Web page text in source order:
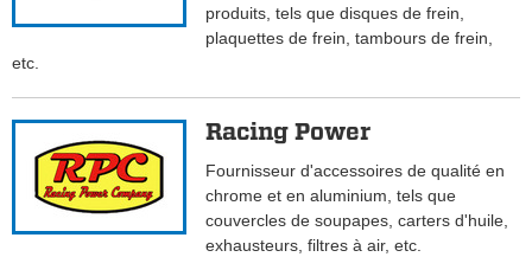
produits, tels que disques de frein,
plaquettes de frein, tambours de frein,
etc.
Racing Power
Fournisseur d'accessoires de qualité en
chrome et en aluminium, tels que
couvercles de soupapes, carters d'huile,
exhausteurs, filtres à air, etc.